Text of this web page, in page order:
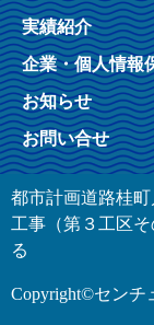
実績紹介
企業・個人情報
お知らせ
お問い合せ
都市計画道路桂
工事（第３工区
る
Copyright©センチ